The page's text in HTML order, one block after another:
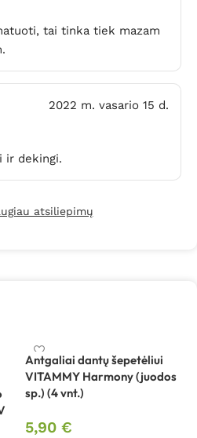
tai tinka tiek mazam
2022 m. vasario 15 d.
ir dekingi.
atsiliepimų
Antgaliai dantų šepetėliui
VITAMMY Harmony (juodos
sp.) (4 vnt.)
5,90 €